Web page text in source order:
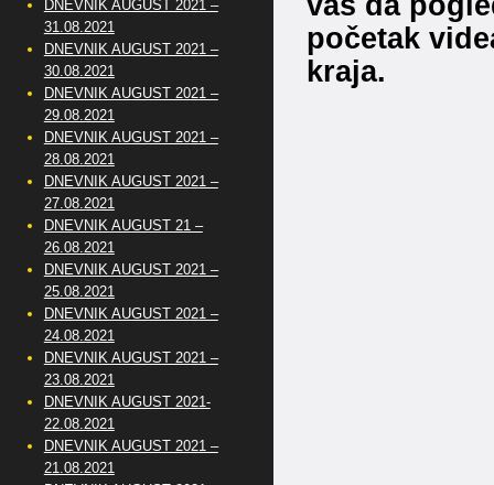
početak
kraja.
DNEVNIK AUGUST 2021 –
31.08.2021
DNEVNIK AUGUST 2021 –
30.08.2021
DNEVNIK AUGUST 2021 –
29.08.2021
DNEVNIK AUGUST 2021 –
28.08.2021
DNEVNIK AUGUST 2021 –
27.08.2021
DNEVNIK AUGUST 21 –
26.08.2021
DNEVNIK AUGUST 2021 –
25.08.2021
DNEVNIK AUGUST 2021 –
24.08.2021
DNEVNIK AUGUST 2021 –
23.08.2021
DNEVNIK AUGUST 2021-
22.08.2021
DNEVNIK AUGUST 2021 –
21.08.2021